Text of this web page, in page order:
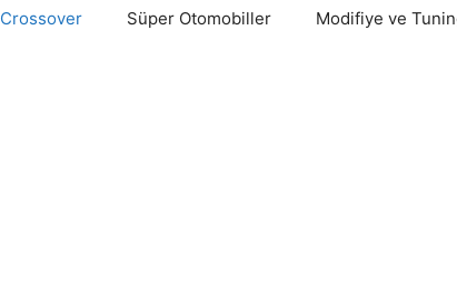
Süper Otomobiller Modifiye ve